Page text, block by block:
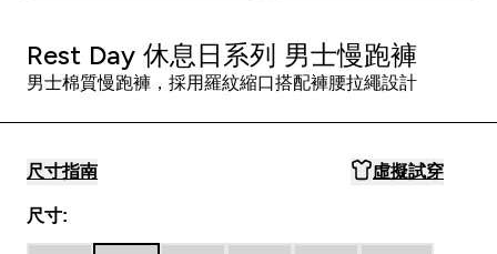
Rest Day 休息日系列 男士慢跑褲
男士棉質慢跑褲，採用羅紋縮口搭配褲腰拉繩設計
尺寸指南 虛擬試穿
尺寸: